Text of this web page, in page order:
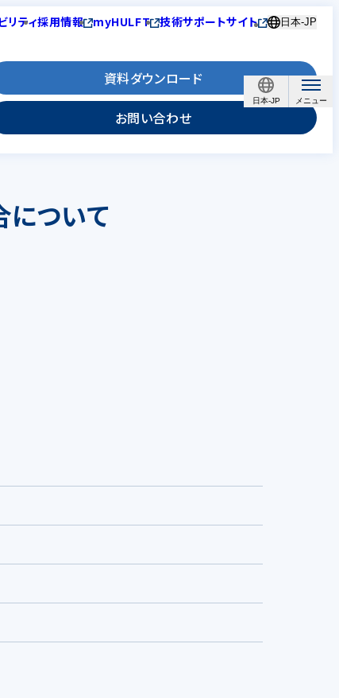
日本-JP
リティ採用情報 myHULFT 技術サポートサイト 日本-JP
資料ダウンロード
お問い合わせ
ついて